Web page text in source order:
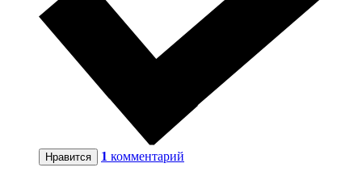
Нравится 1 комментарий